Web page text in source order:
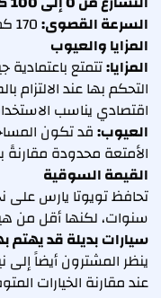
السرعة القصوى:170 كم/س
المزايا والعيوب
المزايا:تتمتع
التحكم بها عند الالتزام
اقتصادي يناسب
العيوب:قد تكون
الأمتعة محدودة مقارنةً
القيمة السوقية
سنوات، لكنها أقل من
سيارات بديلة قد يهتم
ينظر المشترون أيضاً
عند مقارنة الخيارات